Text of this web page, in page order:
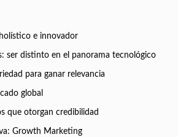
e innovador
ser distinto en el panorama tecnológico
para ganar relevancia
global
que otorgan credibilidad
Growth Marketing